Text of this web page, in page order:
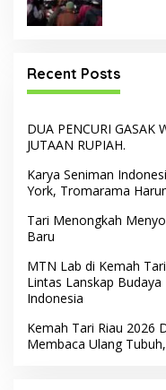
Recent Posts
DUA PENCURI GASAK
JUTAAN RUPIAH.
Karya Seniman
York, Tromarama
Tari Menongkah
Baru
MTN Lab di Kemah
Lintas Lanskap
Indonesia
Kemah Tari Riau 2026
Membaca Ulang